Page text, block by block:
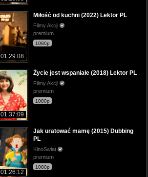
01:29:08
Miłość od kuchni (2022) Lektor PL
Filmy Akcji
premium
1080p
01:37:09
Życie jest wspaniałe (2018) Lektor PL
Filmy Akcji
premium
1080p
01:26:12
Jak uratować mamę (2015) Dubbing
PL
KinoSwiat
premium
1080p